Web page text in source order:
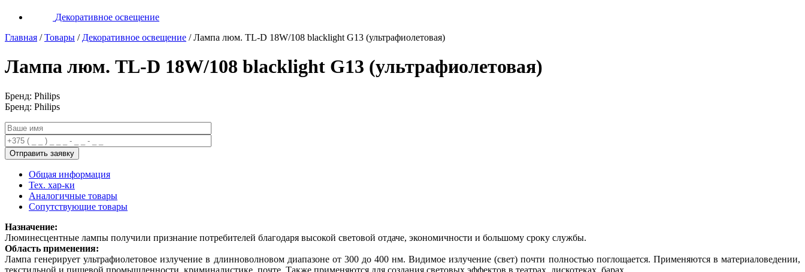
Декоративное освещение
Главная /Товары / Декоративное освещение /Лампа люм. TL-D 18W/108 blacklight G13 (ультрафиолетовая)
Лампа люм. TL-D 18W/108 blacklight G13 (ультрафиолетовая)
Бренд: Philips
Бренд: Philips
Общая информация
Тех. хар-ки
Аналогичные товары
Сопутствующие товары
Назначение:
Люминесцентные лампы получили признание потребителей благодаря высокой световой отдаче, экономичности и большому сроку службы.
Область применения:
Лампа генерирует ультрафиолетовое излучение в длинноволновом диапазоне от 300 до 400 нм. Видимое излучение (свет) почти полностью поглощается. Применяются в материаловедении,
текстильной и пищевой промышленности, криминалистике, почте. Также применяются для создания световых эффектов в театрах, дискотеках, барах.